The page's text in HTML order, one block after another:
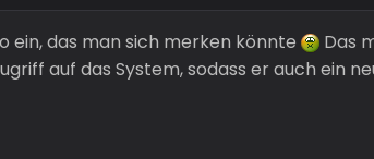
ein, das man sich merken könnte
Das
auf das System, sodass er auch ein